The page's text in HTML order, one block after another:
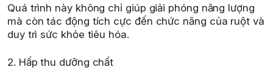
Quá trình này không chỉ giúp giải phóng năng lượng
mà còn tác động tích cực đến chức năng của ruột và
duy trì sức khỏe tiêu hóa.
2. Hấp thu dưỡng chất